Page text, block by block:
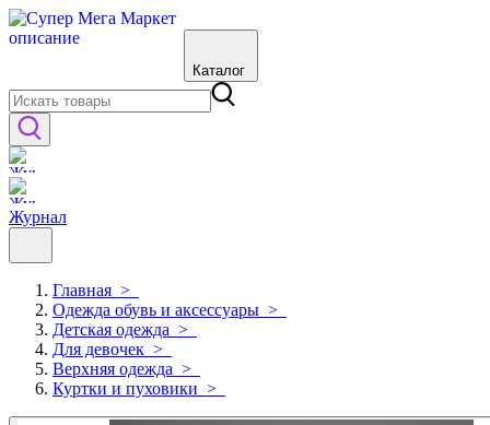
Каталог
Журнал
Главная >
Одежда обувь и аксессуары >
Детская одежда >
Для девочек >
Верхняя одежда >
Куртки и пуховики >